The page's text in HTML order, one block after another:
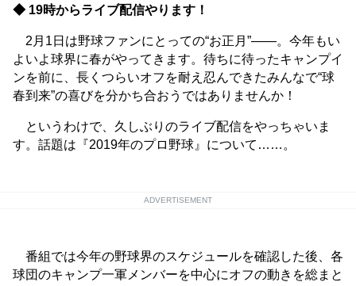
◆ 19時からライブ配信やります！
2月1日は野球ファンにとっての“お正月”――。今年もい
よいよ球界に春がやってきます。待ちに待ったキャンプイ
ンを前に、長くつらいオフを耐え忍んできたみんなで“球
春到来”の喜びを分かち合おうではありませんか！
というわけで、久しぶりのライブ配信をやっちゃいま
す。話題は『2019年のプロ野球』について……。
ADVERTISEMENT
番組では今年の野球界のスケジュールを確認した後、各
球団のキャンプ一軍メンバーを中心にオフの動きを総まと